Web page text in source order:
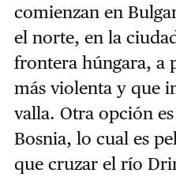
comienzan en
el norte, en la
frontera húngara, a
más violenta y que
valla. Otra opción
Bosnia, lo cual es
que cruzar el río